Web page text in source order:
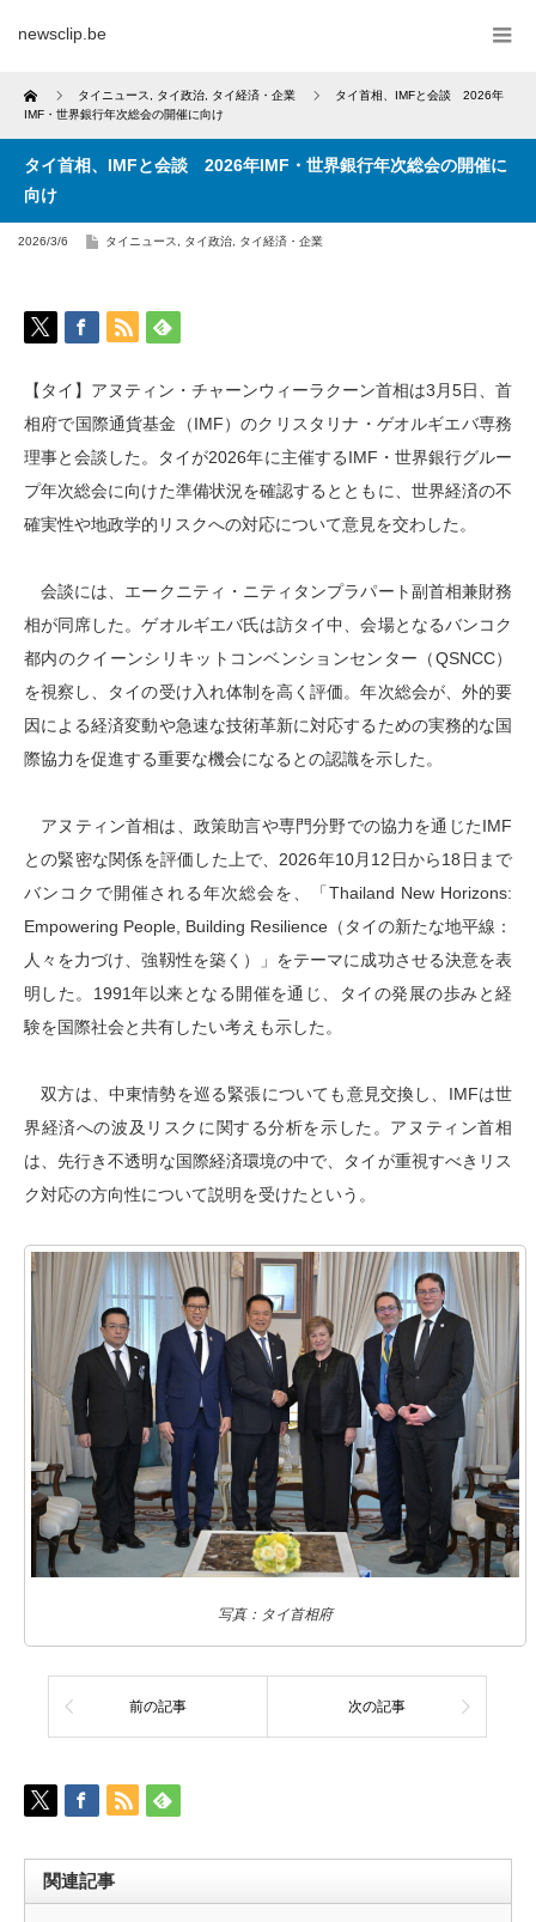
newsclip.be
Home タイニュース タイ政治 タイ経済・企業
タイ首相、IMFと会談 2026年
IMF・世界銀行年次総会の開催に向け
タイ首相、IMFと会談 2026年IMF・世界銀行年次総会の開催に
向け
2026/3/6 タイニュース タイ政治 タイ経済・企業
【タイ】アヌティン・チャーンウィーラクーン首相は3月5日、首
相府で国際通貨基金（IMF）のクリスタリナ・ゲオルギエバ専務
理事と会談した。タイが2026年に主催するIMF・世界銀行グルー
プ年次総会に向けた準備状況を確認するとともに、世界経済の不
確実性や地政学的リスクへの対応について意見を交わした。
会談には、エークニティ・ニティタンプラパート副首相兼財務
相が同席した。ゲオルギエバ氏は訪タイ中、会場となるバンコク
都内のクイーンシリキットコンベンションセンター（QSNCC）
を視察し、タイの受け入れ体制を高く評価。年次総会が、外的要
因による経済変動や急速な技術革新に対応するための実務的な国
際協力を促進する重要な機会になるとの認識を示した。
アヌティン首相は、政策助言や専門分野での協力を通じたIMF
との緊密な関係を評価した上で、2026年10月12日から18日まで
バンコクで開催される年次総会を、「Thailand New Horizons:
Empowering People, Building Resilience（タイの新たな地平線：
人々を力づけ、強靱性を築く）」をテーマに成功させる決意を表
明した。1991年以来となる開催を通じ、タイの発展の歩みと経
験を国際社会と共有したい考えも示した。
双方は、中東情勢を巡る緊張についても意見交換し、IMFは世
界経済への波及リスクに関する分析を示した。アヌティン首相
は、先行き不透明な国際経済環境の中で、タイが重視すべきリス
ク対応の方向性について説明を受けたという。
写真：タイ首相府
前の記事 次の記事
関連記事